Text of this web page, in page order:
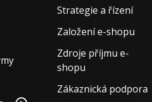
Strategie a řízení
Založení e-shopu
Zdroje příjmu e-
shopu
Zákaznická podpora